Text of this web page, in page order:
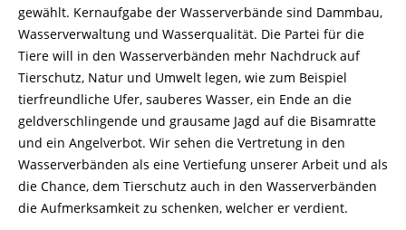
gewählt. Kernaufgabe der Wasserverbände sind Dammbau,
Wasserverwaltung und Wasserqualität. Die Partei für die
Tiere will in den Wasserverbänden mehr Nachdruck auf
Tierschutz, Natur und Umwelt legen, wie zum Beispiel
tierfreundliche Ufer, sauberes Wasser, ein Ende an die
geldverschlingende und grausame Jagd auf die Bisamratte
und ein Angelverbot. Wir sehen die Vertretung in den
Wasserverbänden als eine Vertiefung unserer Arbeit und als
die Chance, dem Tierschutz auch in den Wasserverbänden
die Aufmerksamkeit zu schenken, welcher er verdient.